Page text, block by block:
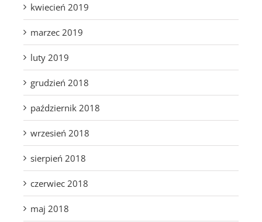
kwiecień 2019
marzec 2019
luty 2019
grudzień 2018
październik 2018
wrzesień 2018
sierpień 2018
czerwiec 2018
maj 2018